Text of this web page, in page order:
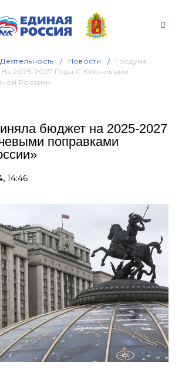
Новости
Госдума
2025-2027 Годы С Ключевыми
России»
бюджет на 2025-2027
поправками
14:46